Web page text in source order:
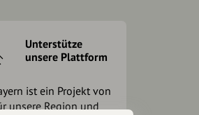
Unterstütze
unsere Plattform
ist ein Projekt von
unsere Region und